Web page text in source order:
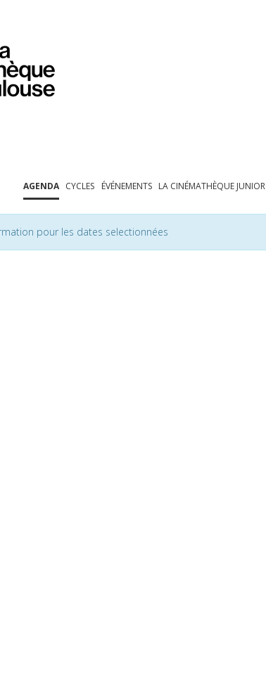
AGENDA CYCLES ÉVÉNEMENTS LA CINÉMATHÈQUE JUNIOR
pour les dates selectionnées